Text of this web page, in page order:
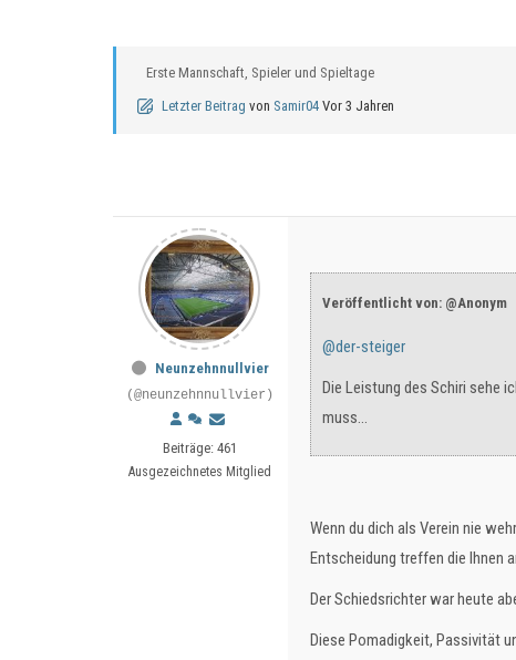
Erste Mannschaft, Spieler und Spieltage
Letzter Beitrag von Samir04 Vor 3 Jahren
Neunzehnnullvier
(@neunzehnnullvier)
Beiträge: 461
Ausgezeichnetes Mitglied
Veröffentlicht von: @Anonym
@der-steiger
Die Leistung des Schiri sehe
muss...
Wenn du dich als Verein nie
Entscheidung treffen die Ihnen
Der Schiedsrichter war heute
Diese Pomadigkeit, Passivität